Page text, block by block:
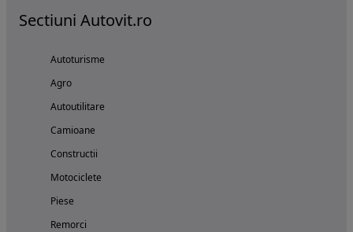
Sectiuni Autovit.ro
Autoturisme
Agro
Autoutilitare
Camioane
Constructii
Motociclete
Piese
Remorci